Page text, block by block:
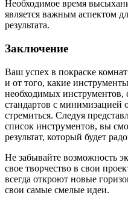
Необходимое время
является важным аспектом
результата.
Заключение
Ваш успех в покраске
и от того, какие
необходимых инструментов,
стандартов с
стремиться. Следуя
список инструментов, вы
результат, который будет
Не забывайте возможность
свое творчество в свои
всегда откроют новые
свои самые смелые идеи.